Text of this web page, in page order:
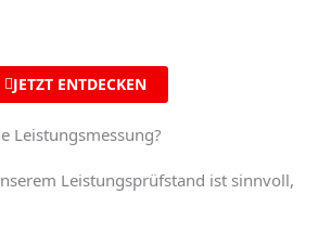
JETZT ENTDECKEN
Leistungsmessung?
Leistungsprüfstand ist sinnvoll,